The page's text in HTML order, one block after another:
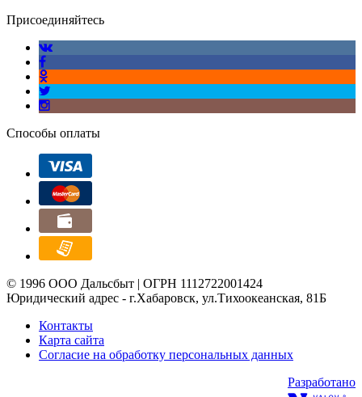
Присоединяйтесь
Способы оплаты
© 1996 ООО Дальсбыт | ОГРН 1112722001424
Юридический адрес - г.Хабаровск, ул.Тихоокеанская, 81Б
Контакты
Карта сайта
Согласие на обработку персональных данных
Разработано